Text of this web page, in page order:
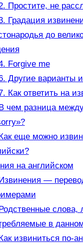
Простите, не
Градация
до
Forgive me
Другие варианты
Как ответить на
чем разница
еще можно
на английском
—
слова,
в
извиниться по-